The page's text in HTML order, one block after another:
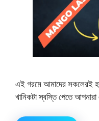
এই গরমে আমাদের সকলেরই
খানিকটা স্বস্তি পেতে